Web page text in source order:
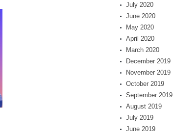
July 2020
June 2020
May 2020
April 2020
March 2020
December 2019
November 2019
October 2019
September 2019
August 2019
July 2019
June 2019